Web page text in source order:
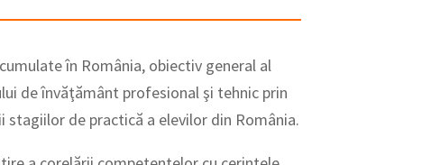
în România, obiectiv general al
de învăţământ profesional şi tehnic prin
de practică a elevilor din România.